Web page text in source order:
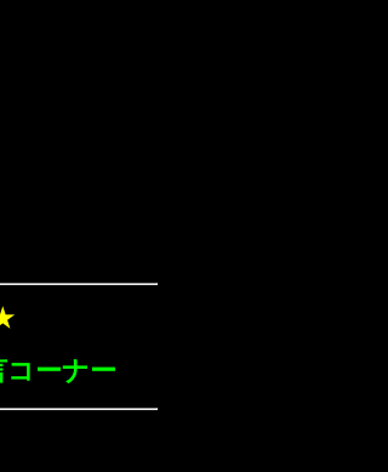
ーナー